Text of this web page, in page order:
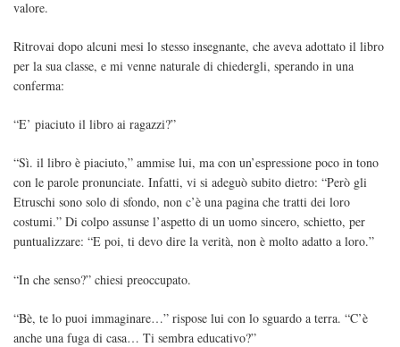
valore.
Ritrovai dopo alcuni mesi lo stesso insegnante, che aveva adottato il libro
per la sua classe, e mi venne naturale di chiedergli, sperando in una
conferma:
“E’ piaciuto il libro ai ragazzi?”
“Sì. il libro è piaciuto,” ammise lui, ma con un’espressione poco in tono
con le parole pronunciate. Infatti, vi si adeguò subito dietro: “Però gli
Etruschi sono solo di sfondo, non c’è una pagina che tratti dei loro
costumi.” Di colpo assunse l’aspetto di un uomo sincero, schietto, per
puntualizzare: “E poi, ti devo dire la verità, non è molto adatto a loro.”
“In che senso?” chiesi preoccupato.
“Bè, te lo puoi immaginare…” rispose lui con lo sguardo a terra. “C’è
anche una fuga di casa… Ti sembra educativo?”